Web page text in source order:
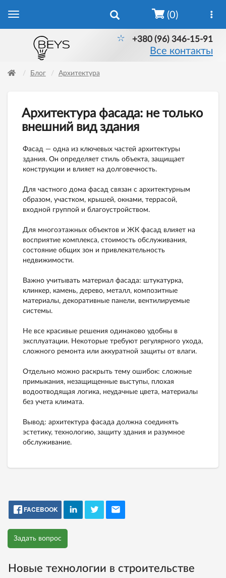
+380 (96) 346-15-91
Все контакты
(0)
Блог Архитектура
Архитектура фасада: не только
внешний вид здания
Фасад — одна из ключевых частей архитектуры
здания. Он определяет стиль объекта, защищает
конструкции и влияет на долговечность.
Для частного дома фасад связан с архитектурным
образом, участком, крышей, окнами, террасой,
входной группой и благоустройством.
Для многоэтажных объектов и ЖК фасад влияет на
восприятие комплекса, стоимость обслуживания,
состояние общих зон и привлекательность
недвижимости.
Важно учитывать материал фасада: штукатурка,
клинкер, камень, дерево, металл, композитные
материалы, декоративные панели, вентилируемые
системы.
Не все красивые решения одинаково удобны в
эксплуатации. Некоторые требуют регулярного ухода,
сложного ремонта или аккуратной защиты от влаги.
Отдельно можно раскрыть тему ошибок: сложные
примыкания, незащищенные выступы, плохая
водоотводящая логика, неудачные цвета, материалы
без учета климата.
Вывод: архитектура фасада должна соединять
эстетику, технологию, защиту здания и разумное
обслуживание.
FACEBOOK
Задать вопрос
Новые технологии в строительстве